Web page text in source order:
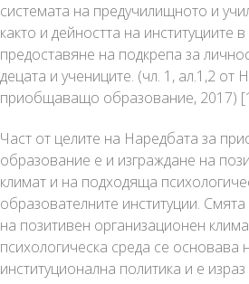
системата на предучилищното и
както и дейността на институциите
предоставяне на подкрепа за
децата и учениците. (чл. 1, ал.1,2 от
приобщаващо образование, 2017)
Част от целите на Наредбата за
образование е и изграждане на
климат и на подходяща
образователните институции.
на позитивен организационен
психологическа среда се основава
институционална политика и е